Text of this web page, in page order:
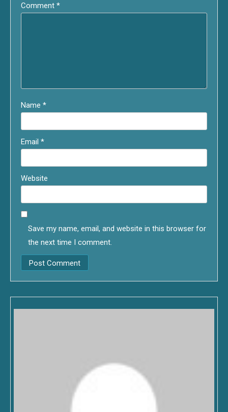
Comment *
Name *
Email *
Website
Save my name, email, and website in this browser for
the next time I comment.